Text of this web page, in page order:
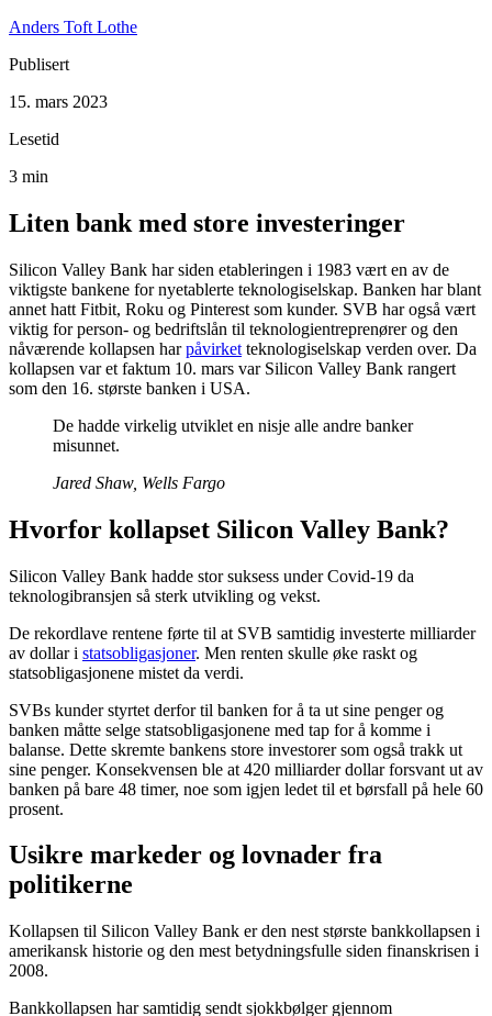
Anders Toft Lothe
Publisert
15. mars 2023
Lesetid
3 min
Liten bank med store investeringer
Silicon Valley Bank har siden etableringen i 1983 vært en av de
viktigste bankene for nyetablerte teknologiselskap. Banken har blant
annet hatt Fitbit, Roku og Pinterest som kunder. SVB har også vært
viktig for person- og bedriftslån til teknologientreprenører og den
nåværende kollapsen harpåvirket teknologiselskap verden over. Da
kollapsen var et faktum 10. mars var Silicon Valley Bank rangert
som den 16. største banken i USA.
De hadde virkelig utviklet en nisje alle andre banker
misunnet.
Jared Shaw, Wells Fargo
Hvorfor kollapset Silicon Valley Bank?
Silicon Valley Bank hadde stor suksess under Covid-19 da
teknologibransjen så sterk utvikling og vekst.
De rekordlave rentene førte til at SVB samtidig investerte milliarder
av dollar i statsobligasjoner. Men renten skulle øke raskt og
statsobligasjonene mistet da verdi.
SVBs kunder styrtet derfor til banken for å ta ut sine penger og
banken måtte selge statsobligasjonene med tap for å komme i
balanse. Dette skremte bankens store investorer som også trakk ut
sine penger. Konsekvensen ble at 420 milliarder dollar forsvant ut av
banken på bare 48 timer, noe som igjen ledet til et børsfall på hele 60
prosent.
Usikre markeder og lovnader fra
politikerne
Kollapsen til Silicon Valley Bank er den nest største bankkollapsen i
amerikansk historie og den mest betydningsfulle siden finanskrisen i
2008.
Bankkollapsen har samtidig sendt sjokkbølger gjennom